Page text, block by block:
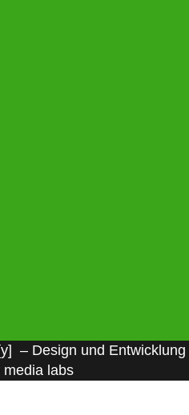
– Design und Entwicklung
labs